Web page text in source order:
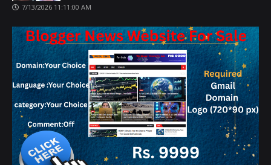
7/13/2026 11:11:00 AM